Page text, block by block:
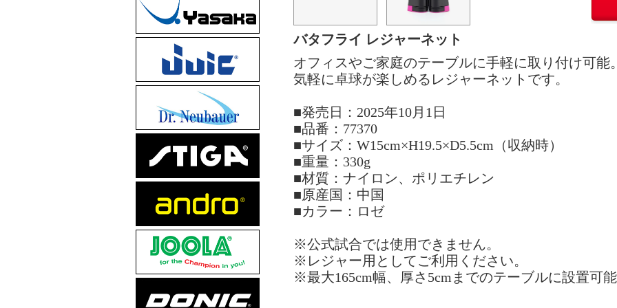
バタフライ レジャーネット
オフィスやご家庭のテーブルに手軽に取り付け可能
気軽に卓球が楽しめるレジャーネットです。
■発売日：2025年10月1日
■品番：77370
■サイズ：W15cm×H19.5×D5.5cm（収納時）
■重量：330g
■材質：ナイロン、ポリエチレン
■原産国：中国
■カラー：ロゼ
※公式試合では使用できません。
※レジャー用としてご利用ください。
※最大165cm幅、厚さ5cmまでのテーブルに設置可